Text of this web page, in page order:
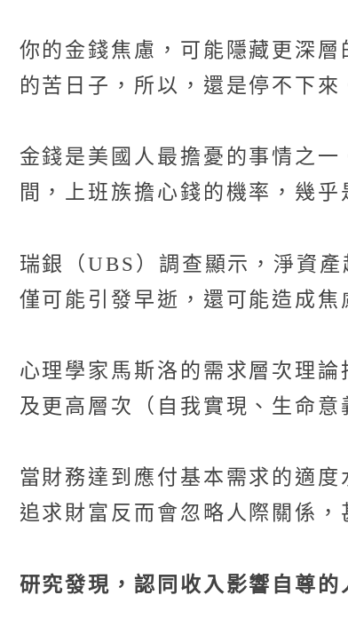
你的金錢焦慮，可能隱藏更深
的苦日子，所以，還是停不下來
金錢是美國人最擔憂的事情之
間，上班族擔心錢的機率，幾
瑞銀（UBS）調查顯示，淨資
僅可能引發早逝，還可能造成焦
心理學家馬斯洛的需求層次理
及更高層次（自我實現、生命
當財務達到應付基本需求的適
追求財富反而會忽略人際關係
研究發現，認同收入影響自尊